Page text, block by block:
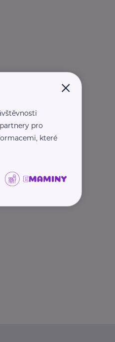
×
pro
které